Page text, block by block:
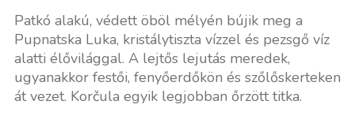
Patkó alakú, védett öböl mélyén bújik meg a
Pupnatska Luka, kristálytiszta vízzel és pezsgő víz
alatti élővilággal. A lejtős lejutás meredek,
ugyanakkor festői, fenyőerdőkön és szőlőskerteken
át vezet. Korčula egyik legjobban őrzött titka.